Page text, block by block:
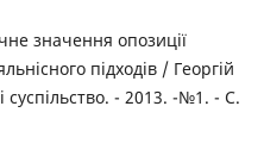
значення опозиції
підходів / Георгій
- 2013. -№1. - C.